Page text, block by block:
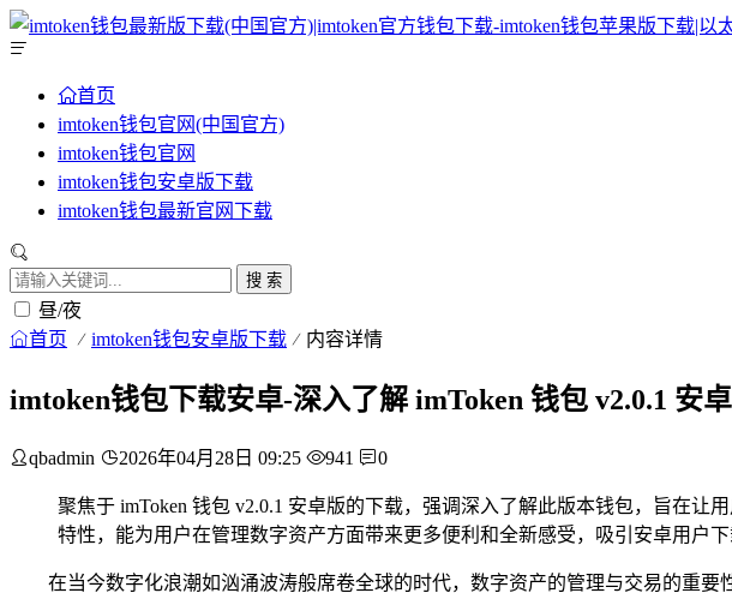
首页
imtoken钱包官网(中国官方)
imtoken钱包官网
imtoken钱包安卓版下载
imtoken钱包最新官网下载
搜 索
昼/夜
首页 imtoken钱包安卓版下载 内容详情
imtoken钱包下载安卓-深入了解 imToken 钱包 v2.0.1 安
qbadmin 2026年04月28日 09:25 941 0
聚焦于 imToken 钱包 v2.0.1 安卓版的下载，强调深入了解此版本钱包，旨在让
特性，能为用户在管理数字资产方面带来更多便利和全新感受，吸引安卓用户
在当今数字化浪潮如汹涌波涛般席卷全球的时代，数字资产的管理与交易的重